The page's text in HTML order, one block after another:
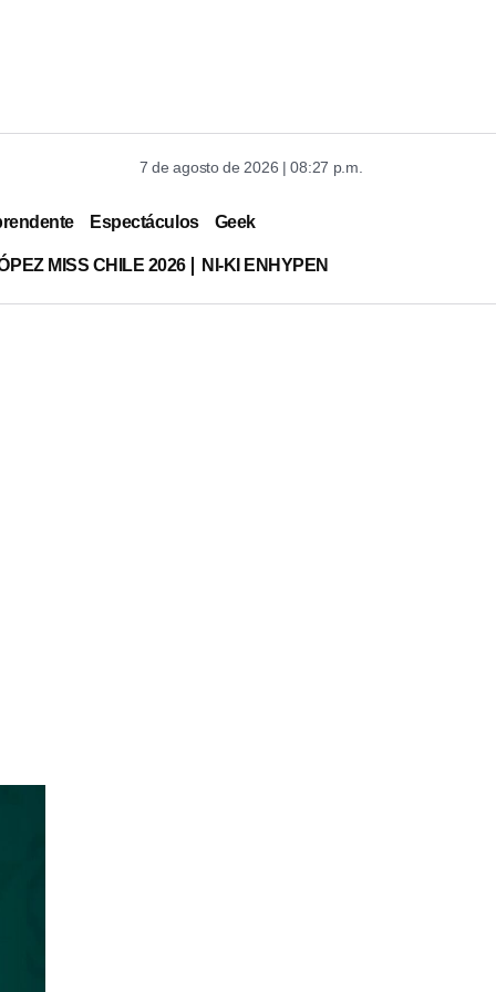
7 de agosto de 2026 | 08:27 p.m.
Espectáculos Geek
MISS CHILE 2026 NI-KI ENHYPEN